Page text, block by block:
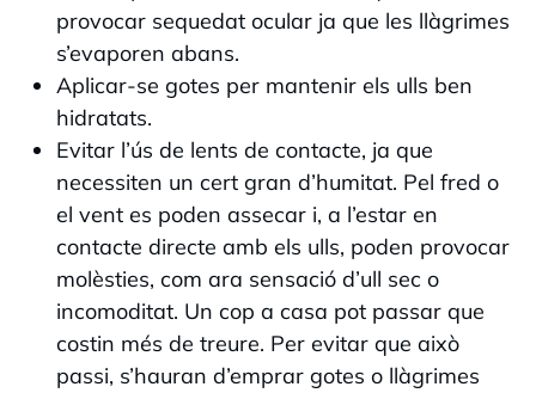
provocar sequedat ocular ja que les llàgrimes
s’evaporen abans.
Aplicar-se gotes per mantenir els ulls ben
hidratats.
Evitar l’ús de lents de contacte, ja que
necessiten un cert gran d’humitat. Pel fred o
el vent es poden assecar i, a l’estar en
contacte directe amb els ulls, poden provocar
molèsties, com ara sensació d’ull sec o
incomoditat. Un cop a casa pot passar que
costin més de treure. Per evitar que això
passi, s’hauran d’emprar gotes o llàgrimes